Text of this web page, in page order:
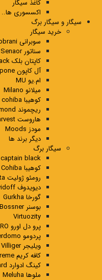
کاغذ سیگار
اکسسوری ها..
سیگار و سیگار برگ
خرید سیگار
سوبرانی Sobrani
سناتور Senaor
کاپتان بلک Captain Black
آل کاپون Al capone
ام.یو MU
میلانو Milano
کوهیبا cohiba
ریچموند Richmond
هاروست Harvest
مودز Moods
دیگر برند ها
سیگار برگ
captain black
کوهیبا Cohiba
رومئو ژولیت Romeo y Julieta
دیویدوف Davidoff
گورخا Gurkha
بوسنر Bossner
Virtuozity
پرو دل اورو PURO DEL ORO
پردومو perdomo
ویلیجر Villiger
کافه کریم Cafe Creme
کینگ ادوارد King Edward
ملوها Meluha